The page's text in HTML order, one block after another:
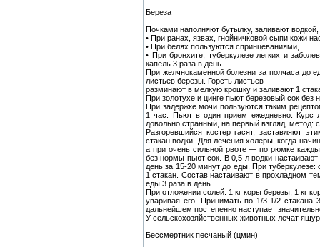
Береза
Почками наполняют бутылку, заливают водкой,
• При ранах, язвах, гнойничковой сыпи кожи
• При белях пользуются спринцеваниями,
• При бронхите, туберкулезе легких и
капель 3 раза в день.
При желчнокаменной болезни за полчаса до
листьев березы. Горсть листьев
разминают в мелкую крошку и заливают 1
При золотухе и цинге пьют березовый сок без
При задержке мочи пользуются таким
1 час. Пьют в один прием ежедневно. Курс
довольно странный, на первый взгляд, метод:
Разгоревшийся костер гасят, заставляют
стакан водки. Для лечения холеры, когда
а при очень сильной рвоте — по рюмке
без нормы пьют сок. В 0,5 л водки
день за 15-20 минут до еды. При
1 стакан. Состав настаивают в прохладном
еды 3 раза в день.
При отложении солей: 1 кг коры березы, 1 кг
уваривая его. Принимать по 1/3-1/2
дальнейшем постепенно наступает
У сельскохозяйственных животных лечат
Бессмертник песчаный (цмин)